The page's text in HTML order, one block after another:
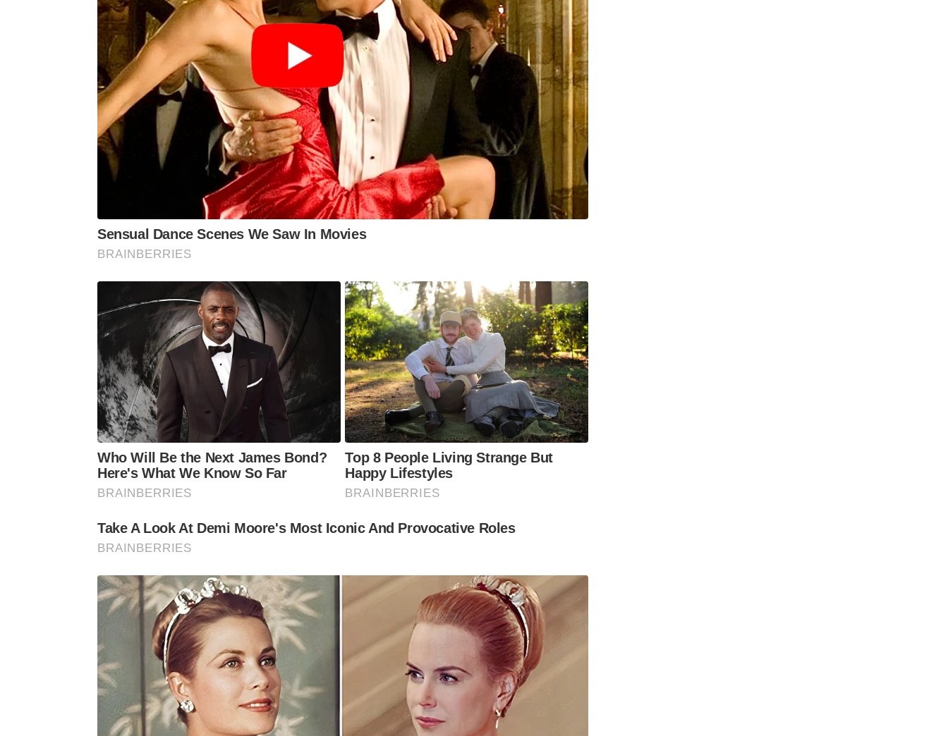
Sensual Dance Scenes We Saw In Movies
BRAINBERRIES
Who Will Be the Next James Bond?
Here's What We Know So Far
BRAINBERRIES
Top 8 People Living Strange But
Happy Lifestyles
BRAINBERRIES
Take A Look At Demi Moore's Most Iconic And Provocative Roles
BRAINBERRIES